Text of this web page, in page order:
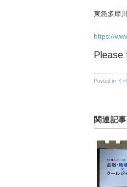
東急多摩
https://
Please
Posted in イ
関連記事